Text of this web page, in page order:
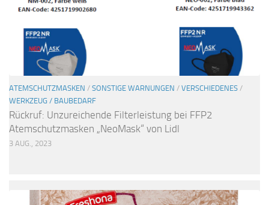
ATEMSCHUTZMASKEN / SONSTIGE WARNUNGEN / VERSCHIEDENES /
WERKZEUG / BAUBEDARF
Rückruf: Unzureichende Filterleistung bei FFP2
Atemschutzmasken „NeoMask“ von Lidl
3 AUG., 2023